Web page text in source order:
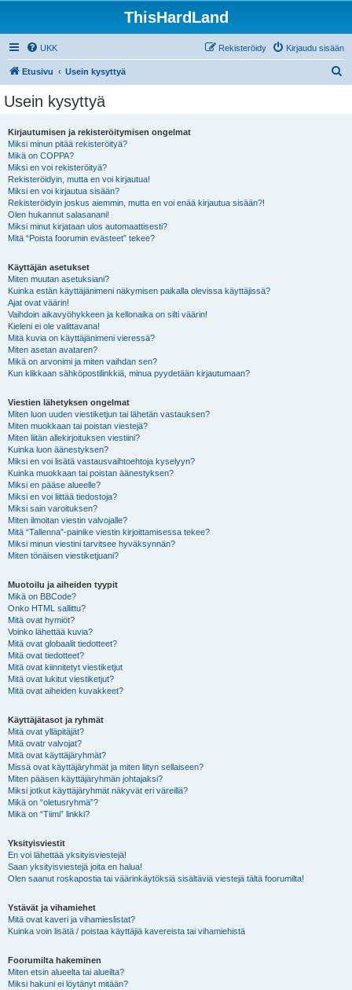
ThisHardLand
UKK Kirjaudu sisään
Rekisteröidy
Etusivu Usein kysyttyä
Usein kysyttyä
Kirjautumisen ja rekisteröitymisen ongelmat
Miksi minun pitää rekisteröityä?
Mikä on COPPA?
Miksi en voi rekisteröityä?
Rekisteröidyin, mutta en voi kirjautua!
Miksi en voi kirjautua sisään?
Rekisteröidyin joskus aiemmin, mutta en voi enää kirjautua sisään?!
Olen hukannut salasanani!
Miksi minut kirjataan ulos automaattisesti?
Mitä “Poista foorumin evästeet” tekee?
Käyttäjän asetukset
Miten muutan asetuksiani?
Kuinka estän käyttäjänimeni näkymisen paikalla olevissa käyttäjissä?
Ajat ovat väärin!
Vaihdoin aikavyöhykkeen ja kellonaika on silti väärin!
Kieleni ei ole valittavana!
Mitä kuvia on käyttäjänimeni vieressä?
Miten asetan avataren?
Mikä on arvonimi ja miten vaihdan sen?
Kun klikkaan sähköpostilinkkiä, minua pyydetään kirjautumaan?
Viestien lähetyksen ongelmat
Miten luon uuden viestiketjun tai lähetän vastauksen?
Miten muokkaan tai poistan viestejä?
Miten liitän allekirjoituksen viestiini?
Kuinka luon äänestyksen?
Miksi en voi lisätä vastausvaihtoehtoja kyselyyn?
Kuinka muokkaan tai poistan äänestyksen?
Miksi en pääse alueelle?
Miksi en voi liittää tiedostoja?
Miksi sain varoituksen?
Miten ilmoitan viestin valvojalle?
Mitä “Tallenna”-painike viestin kirjoittamisessa tekee?
Miksi minun viestini tarvitsee hyväksynnän?
Miten tönäisen viestiketjuani?
Muotoilu ja aiheiden tyypit
Mikä on BBCode?
Onko HTML sallittu?
Mitä ovat hymiöt?
Voinko lähettää kuvia?
Mitä ovat globaalit tiedotteet?
Mitä ovat tiedotteet?
Mitä ovat kiinnitetyt viestiketjut
Mitä ovat lukitut viestiketjut?
Mitä ovat aiheiden kuvakkeet?
Käyttäjätasot ja ryhmät
Mitä ovat ylläpitäjät?
Mitä ovatr valvojat?
Mitä ovat käyttäjäryhmät?
Missä ovat käyttäjäryhmät ja miten liityn sellaiseen?
Miten pääsen käyttäjäryhmän johtajaksi?
Miksi jotkut käyttäjäryhmät näkyvät eri väreillä?
Mikä on “oletusryhmä”?
Mikä on “Tiimi” linkki?
Yksityisviestit
En voi lähettää yksityisviestejä!
Saan yksityisviestejä joita en halua!
Olen saanut roskapostia tai väärinkäytöksiä sisältäviä viestejä tältä foorumilta!
Ystävät ja vihamiehet
Mitä ovat kaveri ja vihamieslistat?
Kuinka voin lisätä / poistaa käyttäjiä kavereista tai vihamiehistä
Foorumilta hakeminen
Miten etsin alueelta tai alueilta?
Miksi hakuni ei löytänyt mitään?